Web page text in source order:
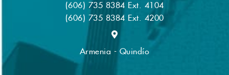
(606) 735 8384 Ext. 4104
(606) 735 8384 Ext. 4200
Armenia - Quindío